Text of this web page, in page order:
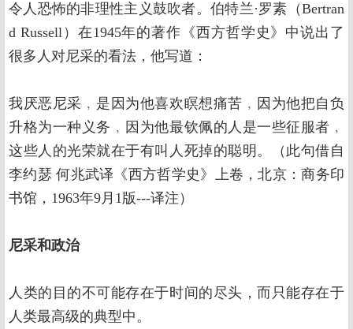
令人恐怖的非理性主义鼓吹者。伯特兰·罗素（Bertran
d Russell）在1945年的著作《西方哲学史》中说出了
很多人对尼采的看法，他写道：
我厌恶尼采﹐是因为他喜欢瞑想痛苦﹐因为他把自负
升格为一种义务﹐因为他最钦佩的人是一些征服者﹐
这些人的光荣就在于有叫人死掉的聪明。（此句借自
李约瑟 何兆武译《西方哲学史》上卷，北京：商务印
书馆，1963年9月1版---译注）
尼采和政治
人类的目的不可能存在于时间的尽头，而只能存在于
人类最高级的典型中。